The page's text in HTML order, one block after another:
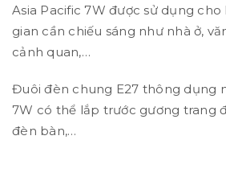
Asia Pacific 7W được sử dụng
gian cần chiếu sáng như nhà ở,
cảnh quan,…
Đuôi đèn chung E27 thông dụng
7W có thể lắp trước gương trang
đèn bàn,…